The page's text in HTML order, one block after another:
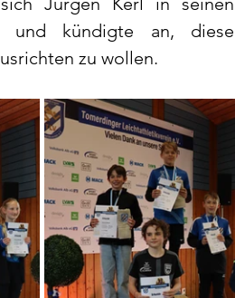
und kündigte an, diese
zu wollen.